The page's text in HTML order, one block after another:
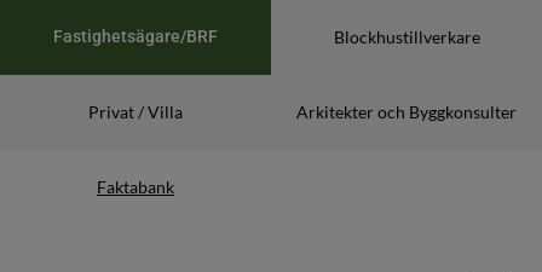
Fastighetsägare/BRF Blockhustillverkare
Privat / Villa Arkitekter och Byggkonsulter
Faktabank